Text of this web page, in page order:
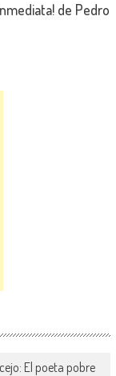
de Pedro
El poeta pobre